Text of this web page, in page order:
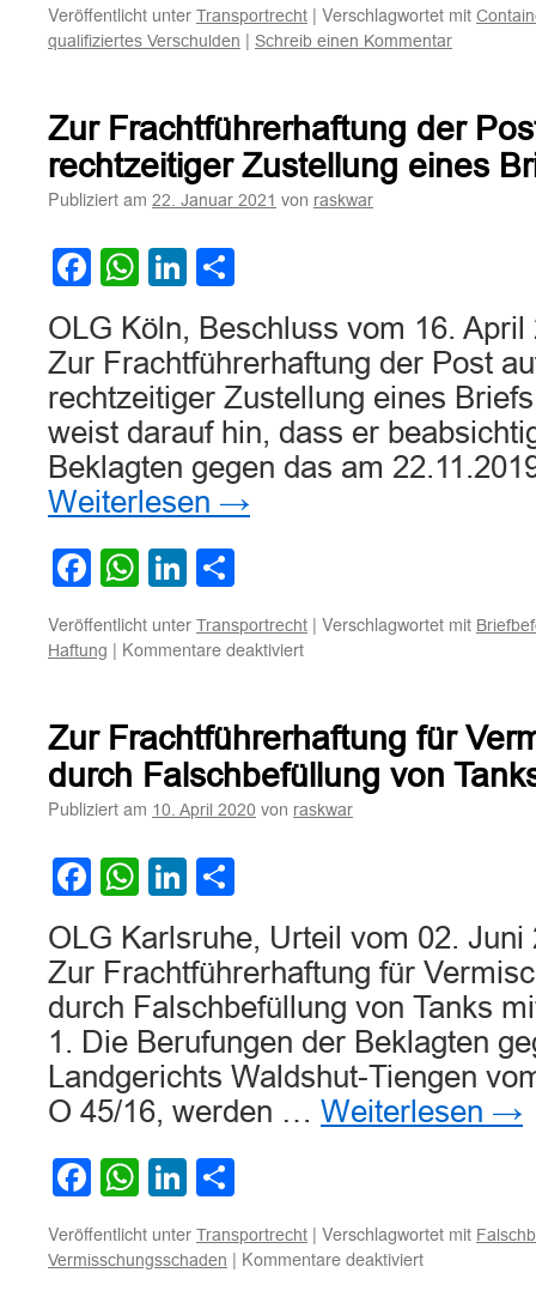
Veröffentlicht unter Transportrecht | Verschlagwortet mit
qualifiziertes Verschulden | Schreib einen Kommentar
Zur Frachtführerhaftung der
rechtzeitiger Zustellung eines
Publiziert am 22. Januar 2021 von raskwar
Facebook
WhatsApp
LinkedIn
OLG Köln, Beschluss vom 16. April
Zur Frachtführerhaftung der Post
rechtzeitiger Zustellung eines
weist darauf hin, dass er
Beklagten gegen das am
Weiterlesen →
Facebook
WhatsApp
LinkedIn
Veröffentlicht unter Transportrecht | Verschlagwortet mit
Haftung | Kommentare deaktiviertfür
Post
aufgrund
nicht
rechtzeitiger
Zur Frachtführerhaftung für
durch Falschbefüllung von
Publiziert am 10. April 2020 von raskwar
Facebook
WhatsApp
LinkedIn
OLG Karlsruhe, Urteil vom 02. Juni
Zur Frachtführerhaftung für
durch Falschbefüllung von Tanks
1. Die Berufungen der Beklagten
Landgerichts Waldshut-Tiengen
O 45/16, werden … Weiterlesen →
Facebook
WhatsApp
LinkedIn
Veröffentlicht unter Transportrecht | Verschlagwortet mit
Vermisschungsschaden | Kommentare deaktiviertfür